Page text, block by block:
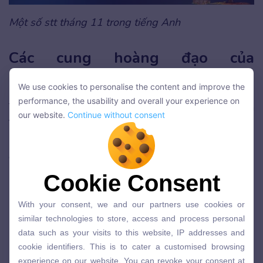
Một số stt tháng 11 trong tiếng Anh
Các cung hoàng đạo của
November
Trong tháng 11, cóhai cung hoàng đạochính là
Thiên Yết (Bọ cạp – Scorpio)
. Dưới đây là thông tin chi tiết về từng
Cung Thiên Yết (Scorpio)
Thời gian:23/10 – 21/11
Biểu tượng:Bọ cạp (Scorpion)
Nguyên tố: Nước (Water)
We use cookies to personalise the content and improve the
performance, the usability and overall your experience on
Continue without consent
Cookie Consent
similar technologies to store, access and process personal
data such as your visits to this website, IP addresses and
cookie identifiers. This is to cater a customised browsing
experience on our website. You can revoke your consent at
We use cookies to personalise the content and improve the
performance, the usability and overall your experience on
our website. Continue without consent
Cookie Consent
With your consent, we and our partners use cookies or
similar technologies to store, access and process personal
data such as your visits to this website, IP addresses and
cookie identifiers. This is to cater a customised browsing
experience on our website. You can revoke your consent at